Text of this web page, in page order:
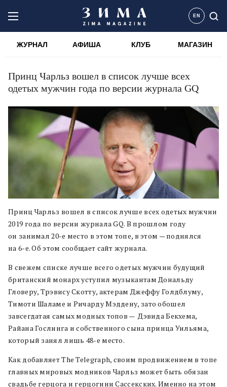
EN
ЖУРНАЛ АФИША КЛУБ МАГАЗИН
Принц Чарльз вошел в список лучше всех
одетых мужчин года по версии журнала GQ
Принц Чарльз вошел в список лучше всех одетых мужчин
2019 года по версии журнала GQ. В прошлом году
он занимал 20-е место в этом топе, в этом — поднялся
на 6-е. Об этом сообщает сайт журнала.
В свежем списке лучше всего одетых мужчин будущий
британский монарх уступил музыкантам Дональду
Гловеру, Трэвису Скотту, актерам Джеффу Голдблуму,
Тимоти Шаламе и Ричарду Мэддену, зато обошел
завсегдатая самых модных топов — Дэвида Бекхема,
Райана Гослинга и собственного сына принца Уильяма,
который занял лишь 48-е место.
Как добавляет The Telegraph, своим продвижением в топе
главных мировых модников Чарльз может быть обязан
свадьбе герцога и герцогини Сассекских. Именно на этом